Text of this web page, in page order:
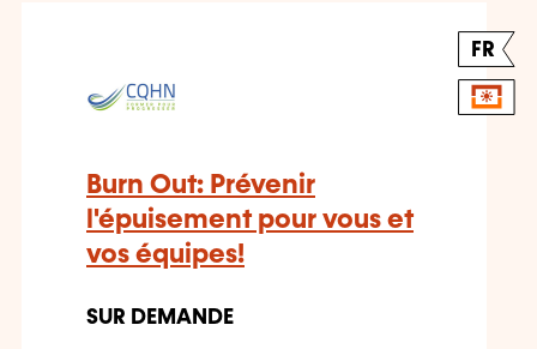
FR
Burn Out: Prévenir
l'épuisement pour vous et
vos équipes!
SUR DEMANDE